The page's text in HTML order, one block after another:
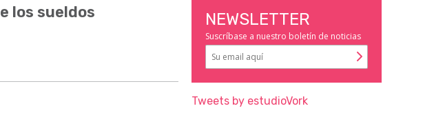
los sueldos NEWSLETTER
Suscríbase a nuestro boletín de noticias
Tweets by estudioVork